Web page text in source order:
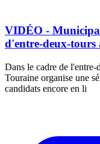
VIDÉO -
d'entre-deux-tours
Dans le cadre de
Touraine organise une
candidats encore en li